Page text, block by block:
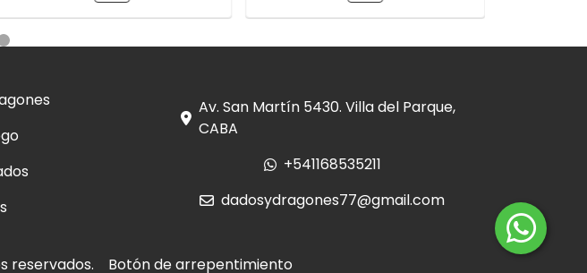
Av. San Martín 5430. Villa del Parque,
CABA
+541168535211
dadosydragones77@gmail.com
reservados. Botón de arrepentimiento